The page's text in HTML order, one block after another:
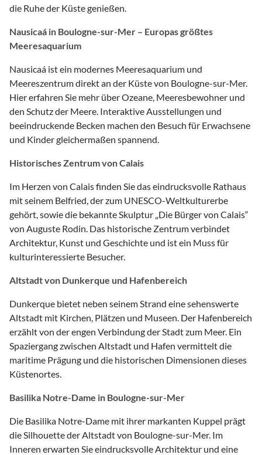
die Ruhe der Küste genießen.
Nausicaá in Boulogne-sur-Mer – Europas größtes
Meeresaquarium
Nausicaá ist ein modernes Meeresaquarium und
Meereszentrum direkt an der Küste von Boulogne-sur-Mer.
Hier erfahren Sie mehr über Ozeane, Meeresbewohner und
den Schutz der Meere. Interaktive Ausstellungen und
beeindruckende Becken machen den Besuch für Erwachsene
und Kinder gleichermaßen spannend.
Historisches Zentrum von Calais
Im Herzen von Calais finden Sie das eindrucksvolle Rathaus
mit seinem Belfried, der zum UNESCO-Weltkulturerbe
gehört, sowie die bekannte Skulptur „Die Bürger von Calais“
von Auguste Rodin. Das historische Zentrum verbindet
Architektur, Kunst und Geschichte und ist ein Muss für
kulturinteressierte Besucher.
Altstadt von Dunkerque und Hafenbereich
Dunkerque bietet neben seinem Strand eine sehenswerte
Altstadt mit Kirchen, Plätzen und Museen. Der Hafenbereich
erzählt von der engen Verbindung der Stadt zum Meer. Ein
Spaziergang zwischen Altstadt und Hafen vermittelt die
maritime Prägung und die historischen Dimensionen dieses
Küstenortes.
Basilika Notre-Dame in Boulogne-sur-Mer
Die Basilika Notre-Dame mit ihrer markanten Kuppel prägt
die Silhouette der Altstadt von Boulogne-sur-Mer. Im
Inneren erwarten Sie eindrucksvolle Architektur und eine